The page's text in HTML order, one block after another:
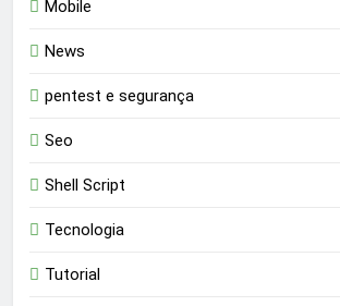
Mobile
News
pentest e segurança
Seo
Shell Script
Tecnologia
Tutorial